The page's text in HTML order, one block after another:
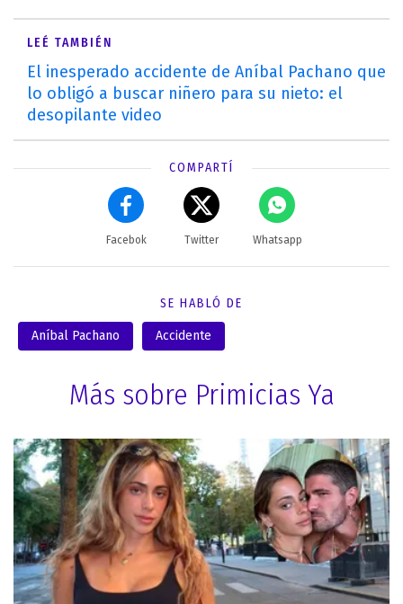
LEÉ TAMBIÉN
El inesperado accidente de Aníbal Pachano que
lo obligó a buscar niñero para su nieto: el
desopilante video
COMPARTÍ
Facebok Twitter Whatsapp
SE HABLÓ DE
Aníbal Pachano Accidente
Más sobre Primicias Ya